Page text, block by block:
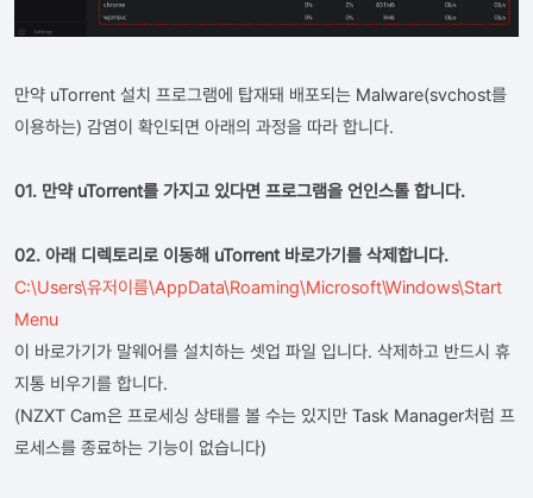
만약 uTorrent 설치 프로그램에 탑재돼 배포되는 Malware(svchost를
이용하는) 감염이 확인되면 아래의 과정을 따라 합니다.
01. 만약 uTorrent를 가지고 있다면 프로그램을 언인스톨 합니다.
02. 아래 디렉토리로 이동해 uTorrent 바로가기를 삭제합니다.
C:\Users\유저이름\AppData\Roaming\Microsoft\Windows\Start
Menu
이 바로가기가 말웨어를 설치하는 셋업 파일 입니다. 삭제하고 반드시 휴
지통 비우기를 합니다.
(NZXT Cam은 프로세싱 상태를 볼 수는 있지만 Task Manager처럼 프
로세스를 종료하는 기능이 없습니다)